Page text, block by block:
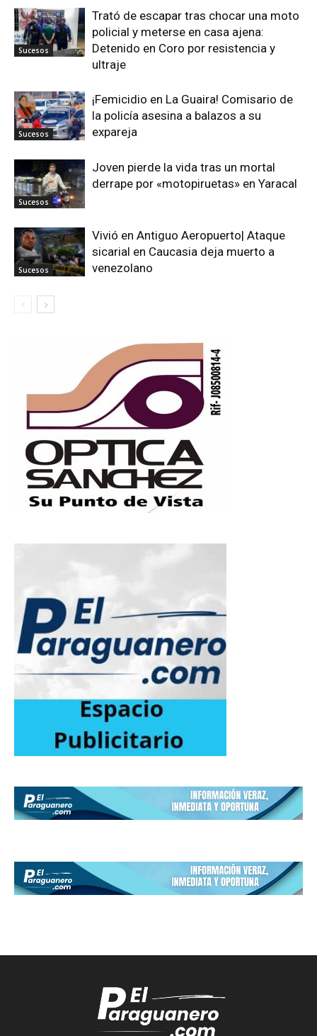
Sucesos
Trató de escapar tras chocar una moto
policial y meterse en casa ajena:
Detenido en Coro por resistencia y
ultraje
Sucesos
¡Femicidio en La Guaira! Comisario de
la policía asesina a balazos a su
expareja
Sucesos
Joven pierde la vida tras un mortal
derrape por «motopiruetas» en Yaracal
Sucesos
Vivió en Antiguo Aeropuerto| Ataque
sicarial en Caucasia deja muerto a
venezolano